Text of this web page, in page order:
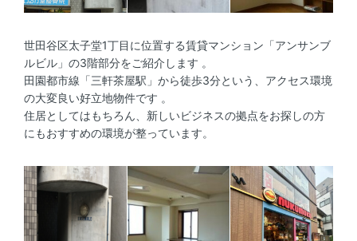
世田谷区太子堂1丁目に位置する賃貸マンション「アンサンブ
ルビル」の3階部分をご紹介します 。
田園都市線「三軒茶屋駅」から徒歩3分という、アクセス環境
の大変良い好立地物件です 。
住居としてはもちろん、新しいビジネスの拠点をお探しの方
にもおすすめの環境が整っています。